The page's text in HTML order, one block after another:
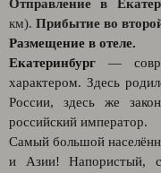
Отправление в
км). Прибытие во
Размещение в отеле.
Екатеринбург —
характером. Здесь
России, здесь же
российский император.
Самый большой
и Азии! Напористый,